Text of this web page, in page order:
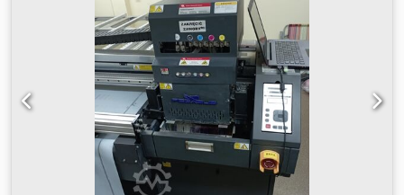
tekstilbaserede anvendelser. Printeren er konstrueret til
kontinuerlig industriel drift og understøtter en bred vifte
af tekstilmaterialer. Med en maksimal printbredde på ca.
2,5 meter (250 cm) håndterer den effektivt brede formater
til storproduktion. Roll-to-roll-systemet sikrer stabil
materialeføring og ensartet printkvalitet under lange
printjobs. Maskinen er en ideel løsning for virksomheder,
der søger et pålideligt og højtydende digitalt
tekstilprintsystem til produktionsmiljøer eller
specialiserede tekstilprintprojekter. Djdpfx Ajyhm U Nom